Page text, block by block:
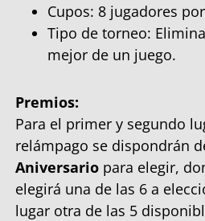
Cupos: 8 jugadores
Tipo de torneo:
mejor de un juego.
Premios:
Para el primer y segundo
relámpago se dispondrán
Aniversario para elegir,
elegirá una de las 6 a
lugar otra de las 5